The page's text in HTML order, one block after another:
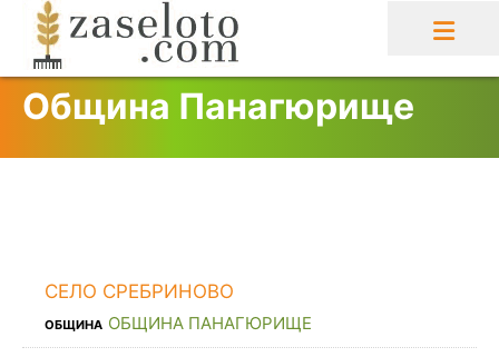
content
Община Панагюрище
СЕЛО СРЕБРИНОВО
ОБЩИНА ОБЩИНА ПАНАГЮРИЩЕ